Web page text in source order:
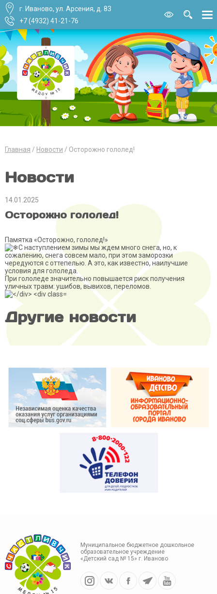
Версия для
г. Иваново, ул. Арсения, д. 83
+7 (4932) 41-21-76
Главная Новости Осторожно гололед!
Новости
14.01.2025
Осторожно гололед!
Памятка «Осторожно, гололед!»
С наступлением зимы мы ждем много снега, но, к
сожалению, снега совсем мало, при этом заморозки
чередуются с оттепелью. А это, как известно, наилучшие
условия для гололеда.
При гололеде значительно повышается риск получения
уличных травм: ушибов, вывихов, переломов.
Другие новости
Муниципальное бюджетное дошкольное
образовательное учреждение
«Детский сад № 15» г. Иваново